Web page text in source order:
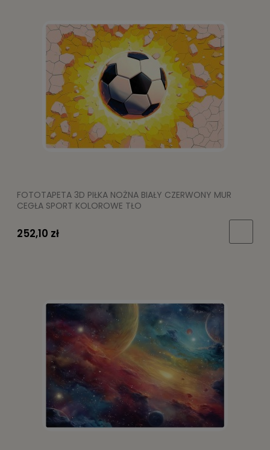
FOTOTAPETA 3D PIŁKA NOŻNA BIAŁY CZERWONY MUR
CEGŁA SPORT KOLOROWE TŁO
252,10 zł